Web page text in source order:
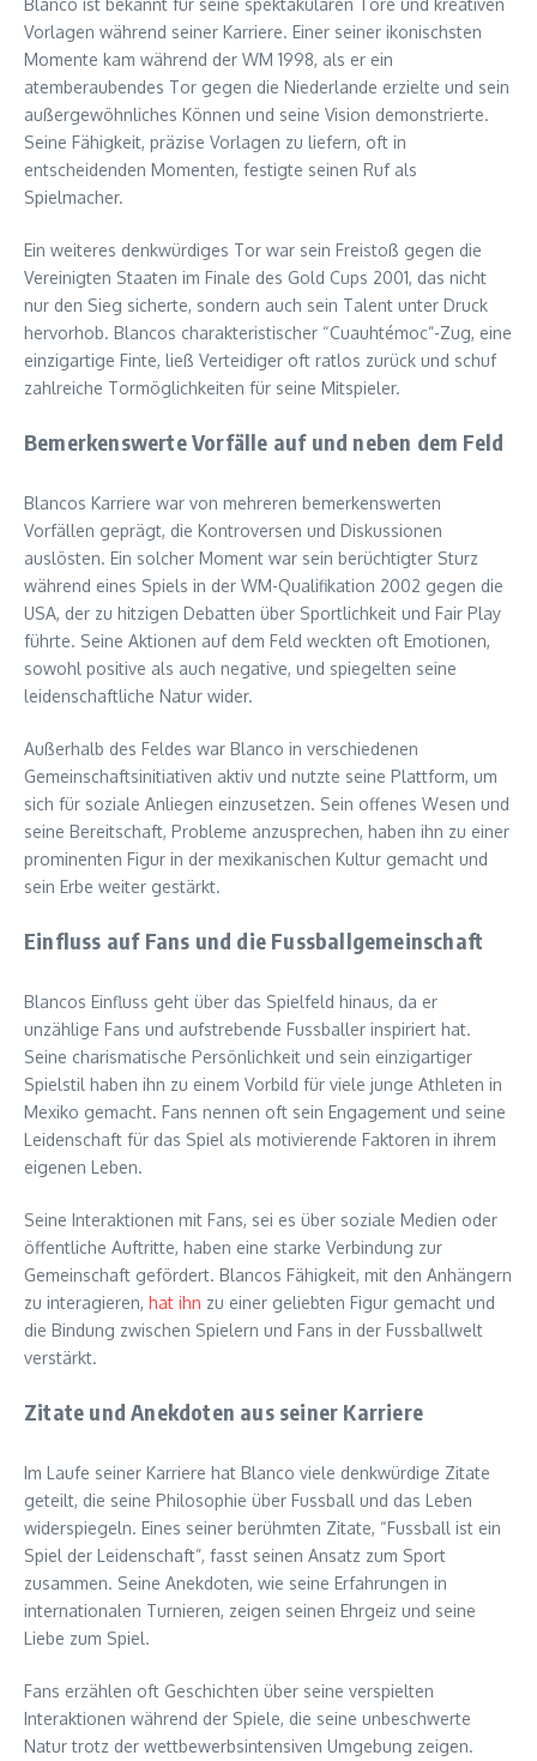
Vorlagen während seiner Karriere. Einer seiner ikonischsten
Momente kam während der WM 1998, als er ein
atemberaubendes Tor gegen die Niederlande erzielte und sein
außergewöhnliches Können und seine Vision demonstrierte.
Seine Fähigkeit, präzise Vorlagen zu liefern, oft in
entscheidenden Momenten, festigte seinen Ruf als
Spielmacher.
Ein weiteres denkwürdiges Tor war sein Freistoß gegen die
Vereinigten Staaten im Finale des Gold Cups 2001, das nicht
nur den Sieg sicherte, sondern auch sein Talent unter Druck
hervorhob. Blancos charakteristischer “Cuauhtémoc”-Zug, eine
einzigartige Finte, ließ Verteidiger oft ratlos zurück und schuf
zahlreiche Tormöglichkeiten für seine Mitspieler.
Bemerkenswerte Vorfälle auf und neben dem Feld
Blancos Karriere war von mehreren bemerkenswerten
Vorfällen geprägt, die Kontroversen und Diskussionen
auslösten. Ein solcher Moment war sein berüchtigter Sturz
während eines Spiels in der WM-Qualifikation 2002 gegen die
USA, der zu hitzigen Debatten über Sportlichkeit und Fair Play
führte. Seine Aktionen auf dem Feld weckten oft Emotionen,
sowohl positive als auch negative, und spiegelten seine
leidenschaftliche Natur wider.
Außerhalb des Feldes war Blanco in verschiedenen
Gemeinschaftsinitiativen aktiv und nutzte seine Plattform, um
sich für soziale Anliegen einzusetzen. Sein offenes Wesen und
seine Bereitschaft, Probleme anzusprechen, haben ihn zu einer
prominenten Figur in der mexikanischen Kultur gemacht und
sein Erbe weiter gestärkt.
Einfluss auf Fans und die Fussballgemeinschaft
Blancos Einfluss geht über das Spielfeld hinaus, da er
unzählige Fans und aufstrebende Fussballer inspiriert hat.
Seine charismatische Persönlichkeit und sein einzigartiger
Spielstil haben ihn zu einem Vorbild für viele junge Athleten in
Mexiko gemacht. Fans nennen oft sein Engagement und seine
Leidenschaft für das Spiel als motivierende Faktoren in ihrem
eigenen Leben.
Seine Interaktionen mit Fans, sei es über soziale Medien oder
öffentliche Auftritte, haben eine starke Verbindung zur
Gemeinschaft gefördert. Blancos Fähigkeit, mit den Anhängern
zu interagieren, hat ihn zu einer geliebten Figur gemacht und
die Bindung zwischen Spielern und Fans in der Fussballwelt
verstärkt.
Zitate und Anekdoten aus seiner Karriere
Im Laufe seiner Karriere hat Blanco viele denkwürdige Zitate
geteilt, die seine Philosophie über Fussball und das Leben
widerspiegeln. Eines seiner berühmten Zitate, “Fussball ist ein
Spiel der Leidenschaft”, fasst seinen Ansatz zum Sport
zusammen. Seine Anekdoten, wie seine Erfahrungen in
internationalen Turnieren, zeigen seinen Ehrgeiz und seine
Liebe zum Spiel.
Fans erzählen oft Geschichten über seine verspielten
Interaktionen während der Spiele, die seine unbeschwerte
Natur trotz der wettbewerbsintensiven Umgebung zeigen.